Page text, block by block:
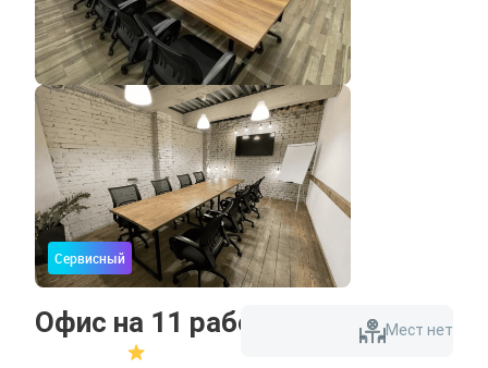
Сервисный
Офис на 11 рабочих мест Мест нет